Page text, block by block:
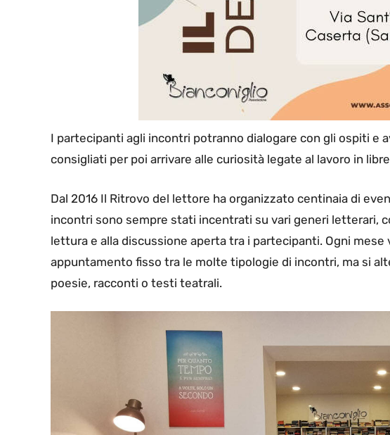
I partecipanti agli incontri potranno dialogare con gli ospiti e
consigliati per poi arrivare alle curiosità legate al lavoro in
Dal 2016 Il Ritrovo del lettore ha organizzato centinaia di
incontri sono sempre stati incentrati su vari generi letterari,
lettura e alla discussione aperta tra i partecipanti. Ogni
appuntamento fisso tra le molte tipologie di incontri, ma si
poesie, racconti o testi teatrali.